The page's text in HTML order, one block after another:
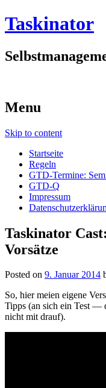
Taskinator
Menu
Skip to content
Startseite
Regeln
GTD-Termine:
GTD-Q
Impressum
Taskinator
Vorsätze
Posted on 9. Januar 2014
So, hier meien eigene
Tipps (an sich ein Test —
nicht mit drauf).